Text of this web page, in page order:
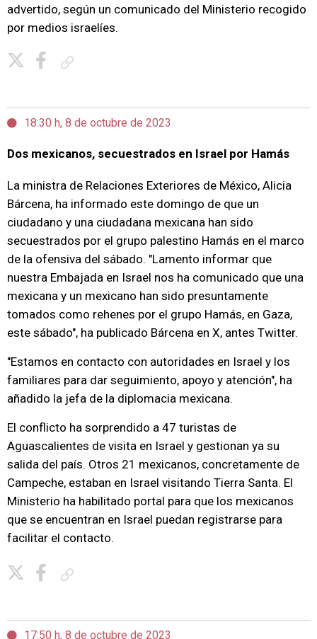
advertido, según un comunicado del Ministerio recogido
por medios israelíes.
18:30 h, 8 de octubre de 2023
Dos mexicanos, secuestrados en Israel por Hamás
La ministra de Relaciones Exteriores de México, Alicia
Bárcena, ha informado este domingo de que un
ciudadano y una ciudadana mexicana han sido
secuestrados por el grupo palestino Hamás en el marco
de la ofensiva del sábado. "Lamento informar que
nuestra Embajada en Israel nos ha comunicado que una
mexicana y un mexicano han sido presuntamente
tomados como rehenes por el grupo Hamás, en Gaza,
este sábado", ha publicado Bárcena en X, antes Twitter.
"Estamos en contacto con autoridades en Israel y los
familiares para dar seguimiento, apoyo y atención", ha
añadido la jefa de la diplomacia mexicana.
El conflicto ha sorprendido a 47 turistas de
Aguascalientes de visita en Israel y gestionan ya su
salida del país. Otros 21 mexicanos, concretamente de
Campeche, estaban en Israel visitando Tierra Santa. El
Ministerio ha habilitado portal para que los mexicanos
que se encuentran en Israel puedan registrarse para
facilitar el contacto.
17:50 h, 8 de octubre de 2023